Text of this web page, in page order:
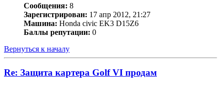
Сообщения: 8
Зарегистрирован: 17 апр 2012, 21:27
Машина: Honda civic EK3 D15Z6
Баллы репутации: 0
Вернуться к началу
Re: Защита картера Golf VI продам